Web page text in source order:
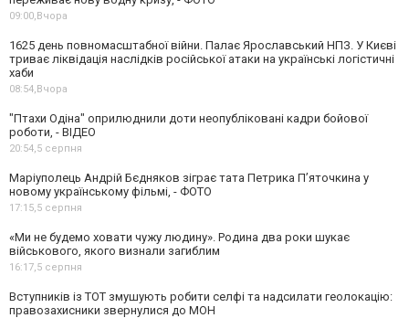
09:00,Вчора
1625 день повномасштабної війни. Палає Ярославський НПЗ. У Києві
триває ліквідація наслідків російської атаки на українські логістичні
хаби
08:54,Вчора
"Птахи Одіна" оприлюднили доти неопубліковані кадри бойової
роботи, - ВІДЕО
20:54,5 серпня
Маріуполець Андрій Бєдняков зіграє тата Петрика П’яточкина у
новому українському фільмі, - ФОТО
17:15,5 серпня
«Ми не будемо ховати чужу людину». Родина два роки шукає
військового, якого визнали загиблим
16:17,5 серпня
Вступників із ТОТ змушують робити селфі та надсилати геолокацію:
правозахисники звернулися до МОН